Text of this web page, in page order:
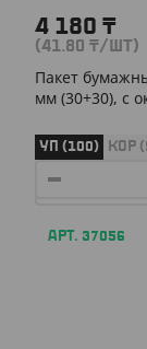
4 180 ₸
(41.80 ₸/ШТ)
Пакет
мм (30+30), с
УП (100) КОР
АРТ. 37056